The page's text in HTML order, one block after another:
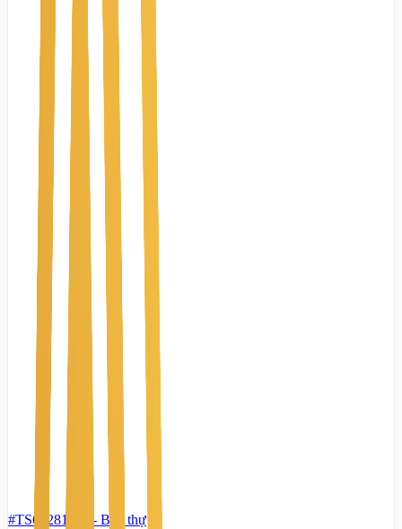
#TS61281194 - Biệt thự